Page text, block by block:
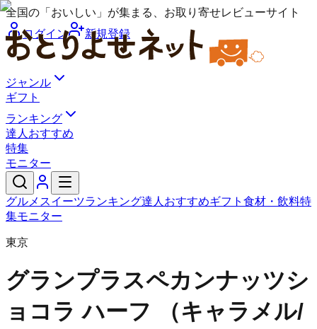
全国の「おいしい」が集まる、お取り寄せレビューサイト
ログイン
新規登録
ジャンル
ギフト
ランキング
達人おすすめ
特集
モニター
グルメ スイーツランキング達人おすすめギフト 食材・飲料特
集モニター
東京
グランプラスペカンナッツシ
ョコラ ハーフ （キャラメル/